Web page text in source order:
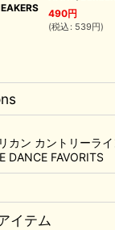
490円
(税込 : 539円)
カン カントリーライ
DANCE FAVORITS
イテム